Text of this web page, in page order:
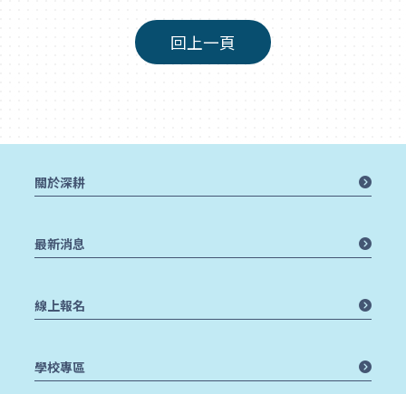
回上一頁
關於深耕
最新消息
線上報名
學校專區